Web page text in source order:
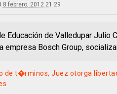
8 febrero, 2012 21:29
Educación de Valledupar Julio
empresa Bosch Group,
de t�rminos, Juez otorga